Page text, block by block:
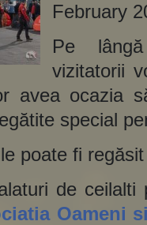
February
Pe lângă
vizitatorii
avea ocazia
special
poate fi
de ceilalti
Oameni